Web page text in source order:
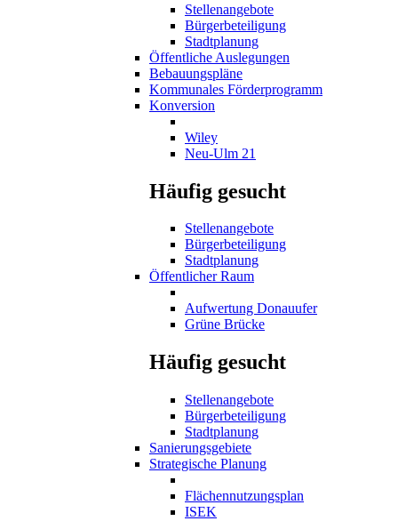
Stellenangebote
Bürgerbeteiligung
Stadtplanung
Öffentliche Auslegungen
Bebauungspläne
Kommunales Förderprogramm
Konversion
Wiley
Neu-Ulm 21
Häufig gesucht
Stellenangebote
Bürgerbeteiligung
Stadtplanung
Öffentlicher Raum
Aufwertung Donauufer
Grüne Brücke
Häufig gesucht
Stellenangebote
Bürgerbeteiligung
Stadtplanung
Sanierungsgebiete
Strategische Planung
Flächennutzungsplan
ISEK